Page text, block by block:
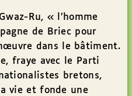
Ru, « l’homme
de Briec pour
dans le bâtiment.
fraye avec le Parti
bretons,
vie et fonde une